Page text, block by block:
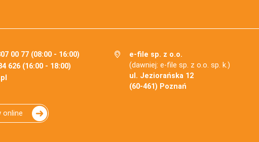
00 77 (08:00 - 16:00)
626 (16:00 - 18:00)
e-file sp. z o.o.
(dawniej: e-file sp. z o.o. sp. k.)
ul. Jeziorańska 12
(60-461) Poznań
online